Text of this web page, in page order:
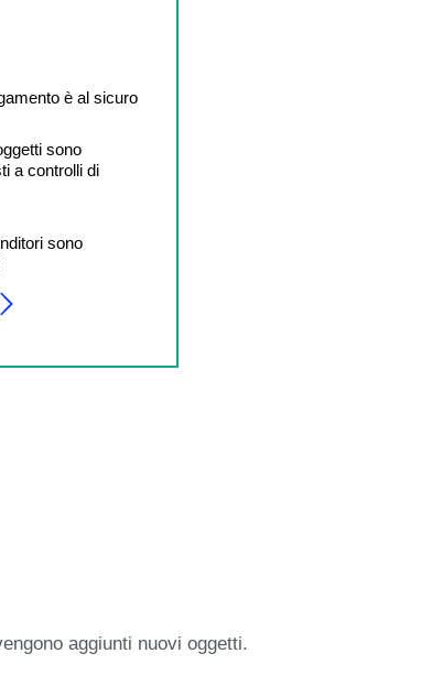
è al sicuro
sono
a controlli di
sono
aggiunti nuovi oggetti.